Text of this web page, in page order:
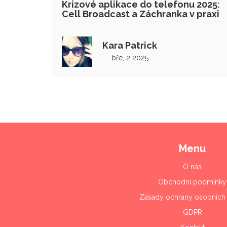
Krizové aplikace do telefonu 2025:
Cell Broadcast a Záchranka v praxi
Kara Patrick
bře, 2 2025
Menu
O nás
Obchodní podmínky
Zásady ochrany osobních
GDPR